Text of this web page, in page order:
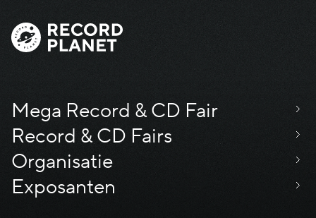
Mega Record & CD Fair
Record & CD Fairs
Organisatie
Exposanten